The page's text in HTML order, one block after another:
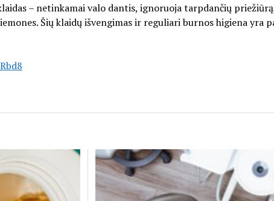
– netinkamai valo dantis, ignoruoja tarpdančių
Šių klaidų išvengimas ir reguliari burnos higiena yra